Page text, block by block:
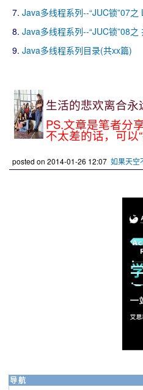
导航
7. Java多线程系列--“JUC锁”07
8. Java多线程系列--“JUC锁”08
9. Java多线程系列目录(共xx篇)
生活的悲欢离合
PS.文章是笔者分
不太差的话，可以
posted on 2014-01-26 12:07 如果天空